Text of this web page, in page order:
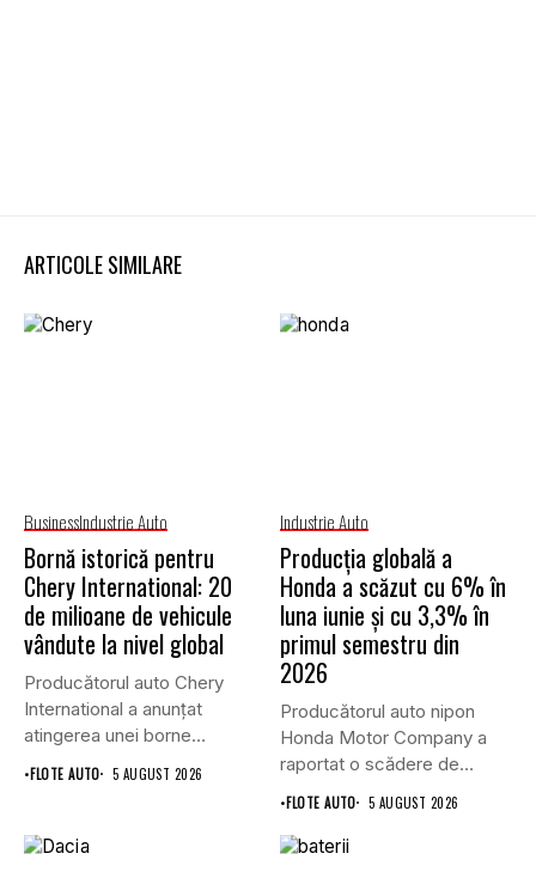
ARTICOLE SIMILARE
BusinessIndustrie Auto
Bornă istorică pentru
Chery International: 20
de milioane de vehicule
vândute la nivel global
Producătorul auto Chery
International a anunțat
atingerea unei borne
istorice în industria...
•FLOTE AUTO 5 AUGUST 2026
Industrie Auto
Producția globală a
Honda a scăzut cu 6% în
luna iunie și cu 3,3% în
primul semestru din
2026
Producătorul auto nipon
Honda Motor Company a
raportat o scădere de
6,1%...
•FLOTE AUTO 5 AUGUST 2026